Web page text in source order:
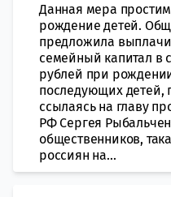
Данная мера
рождение детей.
предложила
семейный капитал в
рублей при
последующих детей,
ссылаясь на главу
РФ Сергея
общественников,
россиян на...